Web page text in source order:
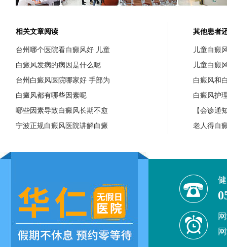
相关文章阅读
台州哪个医院看白癜风好 儿童
白癜风发病的病因是什么呢
台州白癜风医院哪家好 手部为
白癜风都有哪些因素呢
哪些因素导致白癜风长期不愈
宁波正规白癜风医院讲解白癜
其他患者
儿童白癜
儿童白癜
白癜风和
白癜风护
【会诊通
老人得白